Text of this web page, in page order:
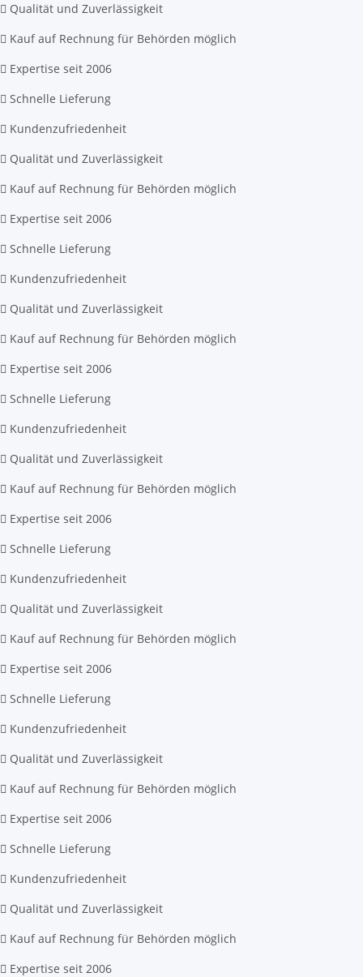
Qualität und Zuverlässigkeit
Kauf auf Rechnung für Behörden möglich
Expertise seit 2006
Schnelle Lieferung
Kundenzufriedenheit
Qualität und Zuverlässigkeit
Kauf auf Rechnung für Behörden möglich
Expertise seit 2006
Schnelle Lieferung
Kundenzufriedenheit
Qualität und Zuverlässigkeit
Kauf auf Rechnung für Behörden möglich
Expertise seit 2006
Schnelle Lieferung
Kundenzufriedenheit
Qualität und Zuverlässigkeit
Kauf auf Rechnung für Behörden möglich
Expertise seit 2006
Schnelle Lieferung
Kundenzufriedenheit
Qualität und Zuverlässigkeit
Kauf auf Rechnung für Behörden möglich
Expertise seit 2006
Schnelle Lieferung
Kundenzufriedenheit
Qualität und Zuverlässigkeit
Kauf auf Rechnung für Behörden möglich
Expertise seit 2006
Schnelle Lieferung
Kundenzufriedenheit
Qualität und Zuverlässigkeit
Kauf auf Rechnung für Behörden möglich
Expertise seit 2006